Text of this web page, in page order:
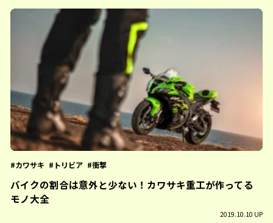
カワサキ トリビア 衝撃
バイクの割合は意外と少ない！カワサキ重工が作ってる
モノ大全
2019.10.10 UP